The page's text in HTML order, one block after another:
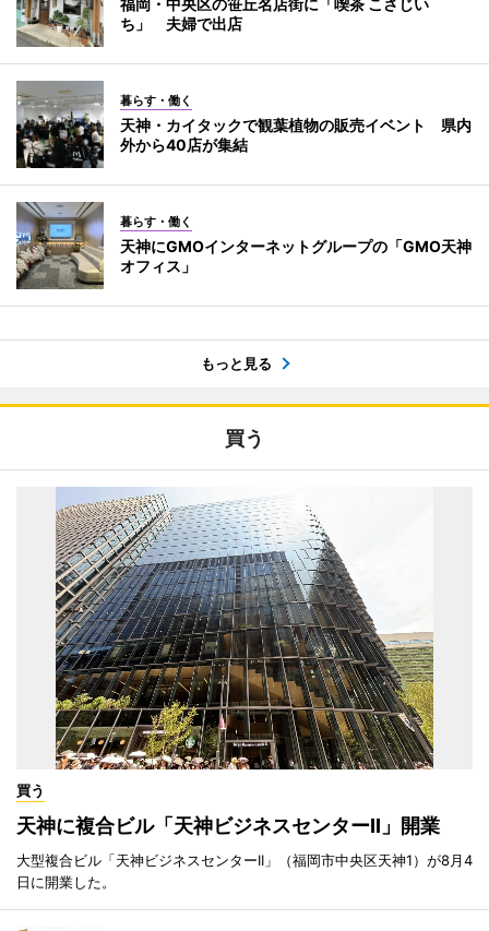
福岡・中央区の笹丘名店街に「喫茶 こさじい
ち」 夫婦で出店
暮らす・働く
天神・カイタックで観葉植物の販売イベント 県内
外から40店が集結
暮らす・働く
天神にGMOインターネットグループの「GMO天神
オフィス」
もっと見る
買う
買う
天神に複合ビル「天神ビジネスセンターII」開業
大型複合ビル「天神ビジネスセンターII」（福岡市中央区天神1）が8月4
日に開業した。